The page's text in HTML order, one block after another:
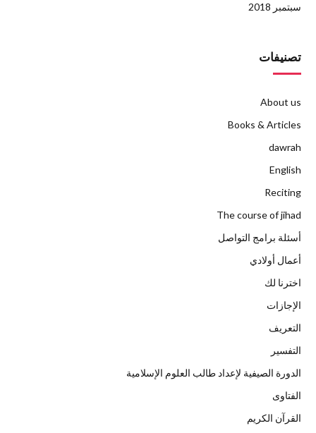
سبتمبر 2018
تصنيفات
About us
Books & Articles
dawrah
English
Reciting
The course of jihad
أسئلة برامج التواصل
أعمال أولادي
اخترنا لك
الإجازات
التعريف
التفسير
الدورة الصيفية لإعداد طالب العلوم الإسلامية
الفتاوى
القرآن الكريم